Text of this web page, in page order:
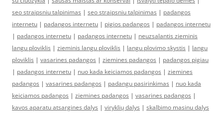
seo straipsniu talpinimas | seo straipsniu talpinimas | padangos
internetu | padangos internetu | pigios padangos | padangos internetu
| padangos internetu | padangos internetu | neuzsalantis zieminis
langu ploviklis | zieminis langu ploviklis | langu plovimo skystis | langu
ploviklis | vasarines padangos | ziemines padangos | padangos pigiau
| padangos internetu | nuo kada keiciamos padangos | ziemines
padangos | vasarines padangos | padangu pasirinkimas | nuo kada
keiciamos padangos | ziemines padangos | vasarines padangos |
kavos aparatu atsargines dalys | viryklių dalys | skalbimo masinu dalys